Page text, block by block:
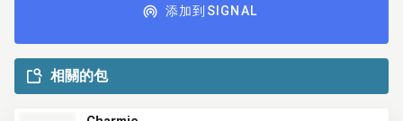
添加到SIGNAL
相關的包